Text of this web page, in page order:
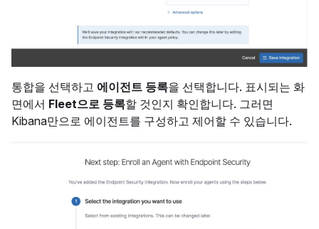
통합을 선택하고 에이전트 등록을 선택합니다. 표시되는 화
면에서 Fleet으로 등록할 것인지 확인합니다. 그러면
Kibana만으로 에이전트를 구성하고 제어할 수 있습니다.